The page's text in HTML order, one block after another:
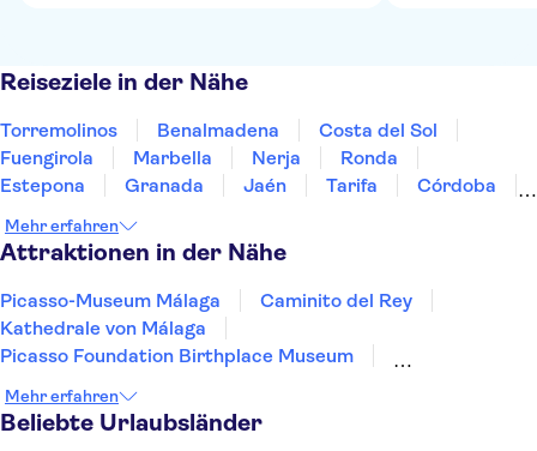
Reiseziele in der Nähe
Torremolinos Benalmadena
Costa del Sol
Fuengirola
Marbella Nerja
Ronda
Estepona
Granada Jaén Tarifa
Córdoba
Mehr erfahren
Attraktionen in der Nähe
Picasso-Museum Málaga
Caminito del Rey
Kathedrale von Málaga
Picasso Foundation Birthplace Museum
Alcazaba of Málaga
Port of Malaga
Höhle von Nerja
Burg von Gibralfaro
Mehr erfahren
Beliebte Urlaubsländer